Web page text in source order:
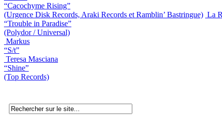
“Cacochyme Rising”
(Urgence Disk Records, Araki Records et Ramblin’ Bastringue) La
“Trouble in Paradise”
(Polydor / Universal)
Markus
“S/t”
Teresa Masciana
“Shine”
(Top Records)